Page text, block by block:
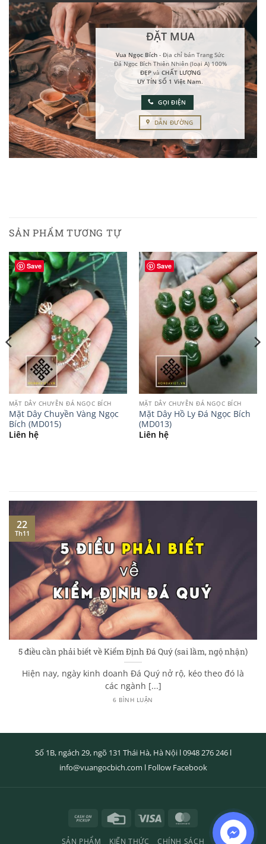
ĐẶT MUA
Vua Ngọc Bích - Địa chỉ bán Trang Sức
Đá Ngọc Bích Thiên Nhiên (loại A) 100%
ĐẸPvà CHẤT LƯỢNG
UY TÍN SỐ 1 Việt Nam.
GỌI ĐIỆN
DẪN ĐƯỜNG
SẢN PHẨM TƯƠNG TỰ
Save
MẶT DÂY CHUYỀN ĐÁ NGỌC BÍCH
Mặt Dây Chuyền Vàng Ngọc
Bích (MD015)
Liên hệ
Save
MẶT DÂY CHUYỀN ĐÁ NGỌC BÍCH
Mặt Dây Hồ Ly Đá Ngọc Bích
(MD013)
Liên hệ
5 điều cần phải biết về Kiểm Định Đá Quý (sai lầm, ngộ nhận)
Hiện nay, ngày kinh doanh Đá Quý nở rộ, kéo theo đó là
các ngành [...]
6 BÌNH LUẬN
22
Th11
Số 1B, ngách 29, ngõ 131 Thái Hà, Hà Nội l0948 276 246l
info@vuangocbich.com l Follow Facebook
Cash
Credit
Visa MasterCard
SẢN PHẨM KIẾN THỨC CHÍNH SÁCH